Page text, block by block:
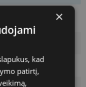
64-19
×
kad
patirtį,